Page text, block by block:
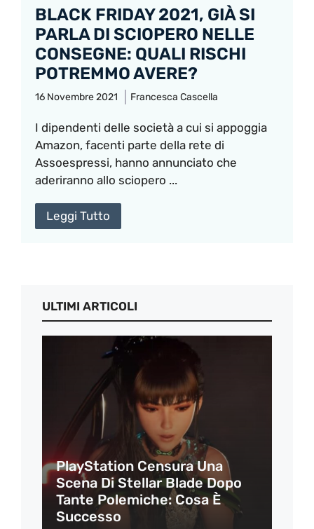
BLACK FRIDAY 2021, GIÀ SI
PARLA DI SCIOPERO NELLE
CONSEGNE: QUALI RISCHI
POTREMMO AVERE?
16 Novembre 2021 Francesca Cascella
I dipendenti delle società a cui si appoggia
Amazon, facenti parte della rete di
Assoespressi, hanno annunciato che
aderiranno allo sciopero ...
Leggi Tutto
ULTIMI ARTICOLI
PlayStation Censura Una
Scena Di Stellar Blade Dopo
Tante Polemiche: Cosa È
Successo